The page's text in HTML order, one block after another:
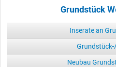
Grundstück
Inserate an
Grundstück-
Neubau